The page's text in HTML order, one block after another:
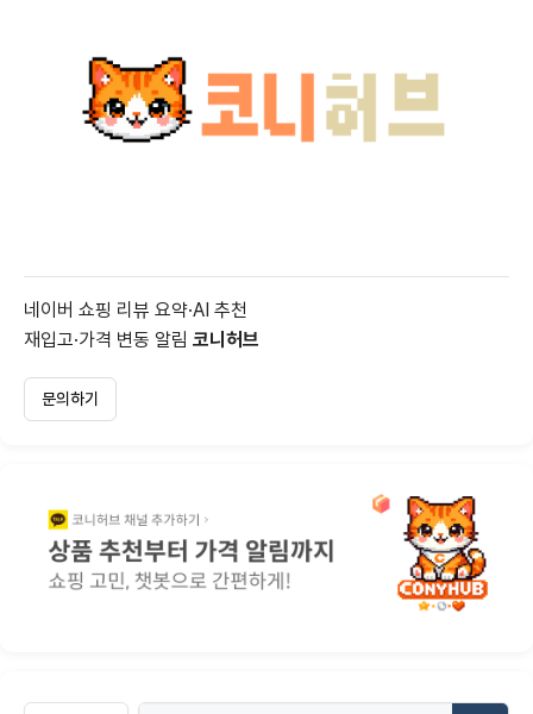
네이버 쇼핑 리뷰 요약·AI 추천
재입고·가격 변동 알림 코니허브
문의하기